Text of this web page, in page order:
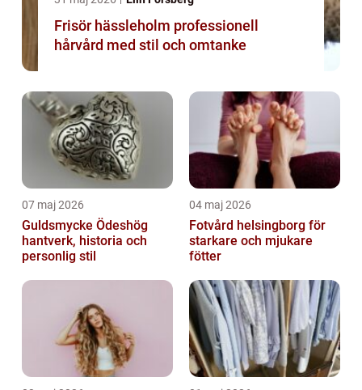
Frisör hässleholm professionell
hårvård med stil och omtanke
07 maj 2026
Guldsmycke Ödeshög
hantverk, historia och
personlig stil
04 maj 2026
Fotvård helsingborg för
starkare och mjukare
fötter